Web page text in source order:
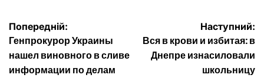
Навігація
записів
Попередній:
Генпрокурор Украины
нашел виновного в сливе
информации по делам
Наступний:
Вся в крови и избитая: в
Днепре изнасиловали
школьницу